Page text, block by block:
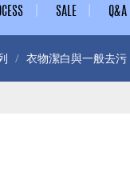
SALE Q&A
衣物潔白與一般去污